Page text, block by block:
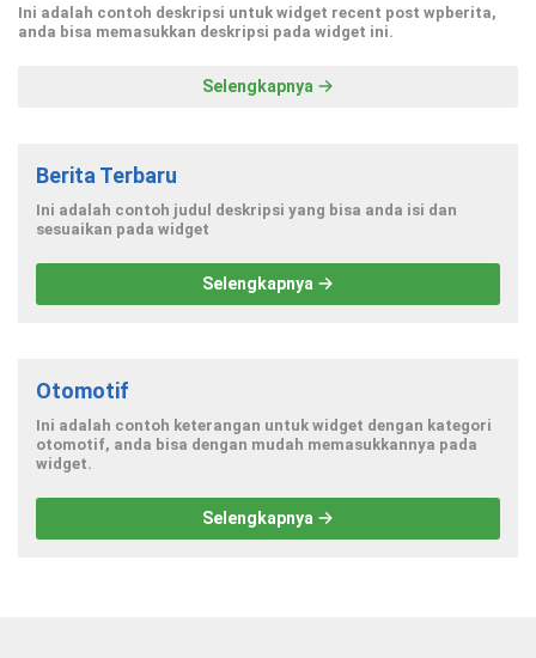
Ini adalah contoh deskripsi untuk widget recent post wpberita,
anda bisa memasukkan deskripsi pada widget ini.
Selengkapnya
Berita Terbaru
Ini adalah contoh judul deskripsi yang bisa anda isi dan
sesuaikan pada widget
Selengkapnya
Otomotif
Ini adalah contoh keterangan untuk widget dengan kategori
otomotif, anda bisa dengan mudah memasukkannya pada
widget.
Selengkapnya